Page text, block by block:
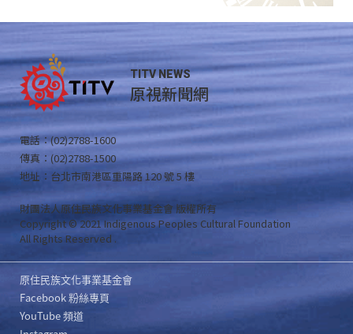
TITV NEWS
原視新聞網
電話：(02)2788-1600
傳真：(02)2788-1500
地址：台北市南港區重陽路 120 號 5 樓
財團法人原住民族文化事業基金會 版權所有
Copyright © 2021 Indigenous Peoples Cultural Foundation
All Rights Reserved .
原住民族文化事業基金會
Facebook 粉絲專頁
YouTube 頻道